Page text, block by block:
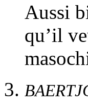
Aussi
qu’il